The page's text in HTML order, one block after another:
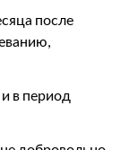
после
в период